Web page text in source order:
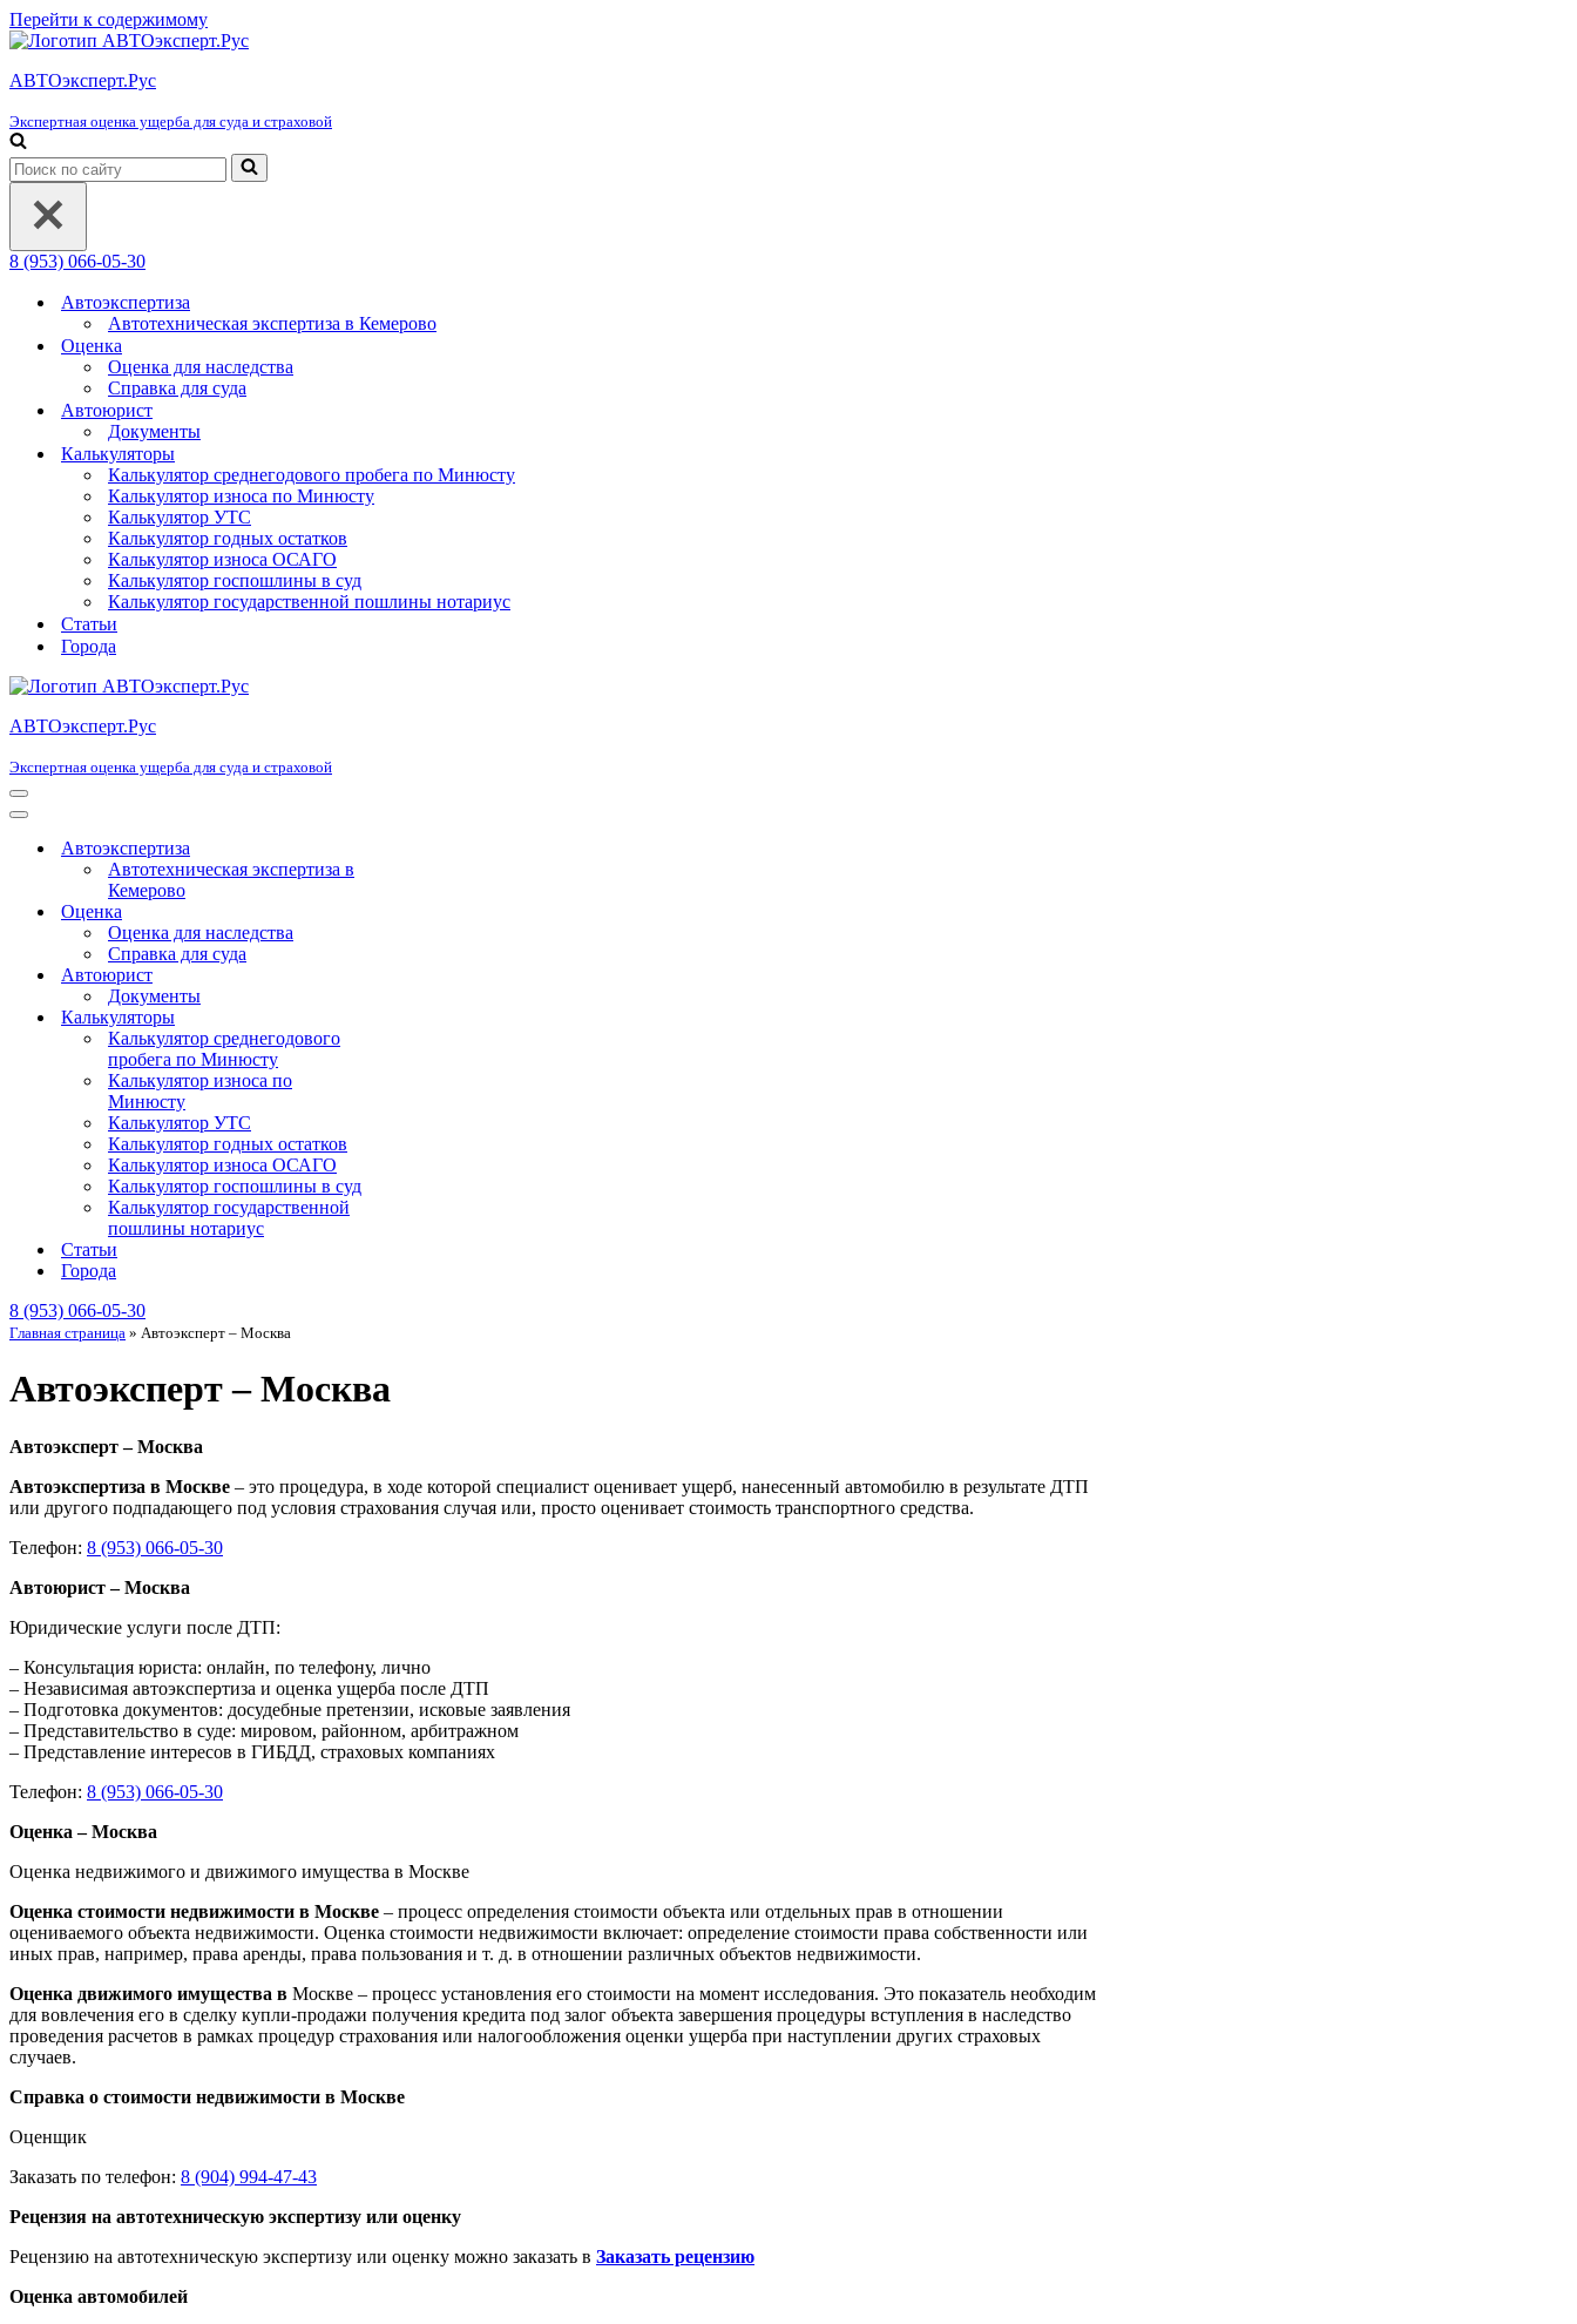
Перейти к содержимому
АВТОэксперт.Рус
Экспертная оценка ущерба для суда и страховой
Искать...
8 (953) 066-05-30
Автоэкспертиза
Автотехническая экспертиза в Кемерово
Оценка
Оценка для наследства
Справка для суда
Автоюрист
Документы
Калькуляторы
Калькулятор среднегодового пробега по Минюсту
Калькулятор износа по Минюсту
Калькулятор УТС
Калькулятор годных остатков
Калькулятор износа ОСАГО
Калькулятор госпошлины в суд
Калькулятор государственной пошлины нотариус
Статьи
Города
АВТОэксперт.Рус
Экспертная оценка ущерба для суда и страховой
Меню
навигации
Меню
навигацииАвтоэкспертиза
Автотехническая экспертиза в
Кемерово
Оценка
Оценка для наследства
Справка для суда
Автоюрист
Документы
Калькуляторы
Калькулятор среднегодового
пробега по Минюсту
Калькулятор износа по
Минюсту
Калькулятор УТС
Калькулятор годных остатков
Калькулятор износа ОСАГО
Калькулятор госпошлины в суд
Калькулятор государственной
пошлины нотариус
Статьи
Города
8 (953) 066-05-30
Главная страница » Автоэксперт – Москва
Автоэксперт – Москва
Автоэксперт – Москва
Автоэкспертиза в Москве – это процедура, в ходе которой специалист оценивает ущерб, нанесенный автомобилю в результате ДТП
или другого подпадающего под условия страхования случая или, просто оценивает стоимость транспортного средства.
Телефон: 8 (953) 066-05-30
Автоюрист – Москва
Юридические услуги после ДТП:
– Консультация юриста: онлайн, по телефону, лично
– Независимая автоэкспертиза и оценка ущерба после ДТП
– Подготовка документов: досудебные претензии, исковые заявления
– Представительство в суде: мировом, районном, арбитражном
– Представление интересов в ГИБДД, страховых компаниях
Телефон: 8 (953) 066-05-30
Оценка – Москва
Оценка недвижимого и движимого имущества в Москве
Оценка стоимости недвижимости в Москве – процесс определения стоимости объекта или отдельных прав в отношении
оцениваемого объекта недвижимости. Оценка стоимости недвижимости включает: определение стоимости права собственности или
иных прав, например, права аренды, права пользования и т. д. в отношении различных объектов недвижимости.
Оценка движимого имущества в Москве – процесс установления его стоимости на момент исследования. Это показатель необходим
для вовлечения его в сделку купли-продажи получения кредита под залог объекта завершения процедуры вступления в наследство
проведения расчетов в рамках процедур страхования или налогообложения оценки ущерба при наступлении других страховых
случаев.
Справка о стоимости недвижимости в Москве
Оценщик
Заказать по телефон: 8 (904) 994-47-43
Рецензия на автотехническую экспертизу или оценку
Рецензию на автотехническую экспертизу или оценку можно заказать в Заказать рецензию
Оценка автомобилей